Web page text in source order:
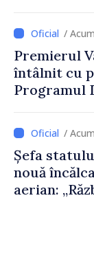
Moldova
/
Premierul
întâlnit cu
Programul
feriți de
doar astfel
/
Șefa
nouă
aerian: